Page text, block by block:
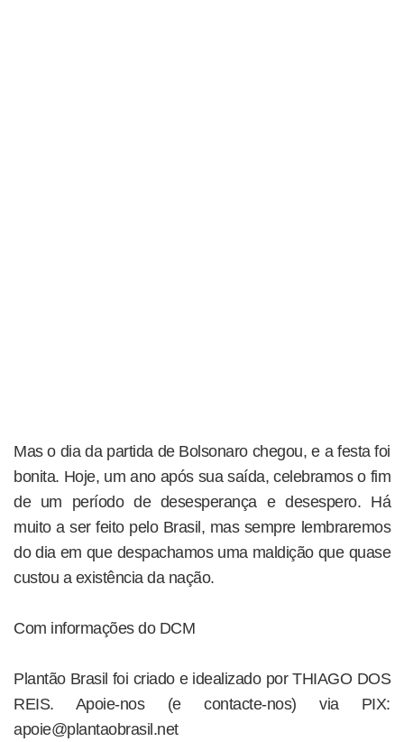
Mas o dia da partida de Bolsonaro chegou, e a festa foi
bonita. Hoje, um ano após sua saída, celebramos o fim
de um período de desesperança e desespero. Há
muito a ser feito pelo Brasil, mas sempre lembraremos
do dia em que despachamos uma maldição que quase
custou a existência da nação.
Com informações do DCM
Plantão Brasil foi criado e idealizado por THIAGO DOS
REIS. Apoie-nos (e contacte-nos) via PIX:
apoie@plantaobrasil.net